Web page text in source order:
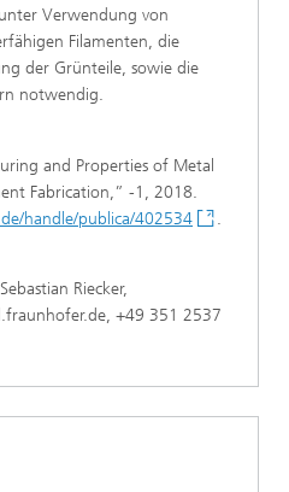
Verwendung von
Filamenten, die
der Grünteile, sowie die
notwendig.
and Properties of Metal
Fabrication,” -1, 2018.
handle/publica/402534
.
Riecker,
+49 351 2537